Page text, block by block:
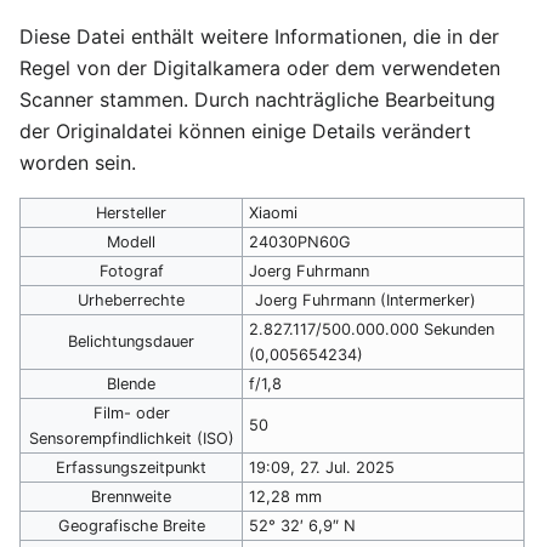
Diese Datei enthält weitere Informationen, die in der
Regel von der Digitalkamera oder dem verwendeten
Scanner stammen. Durch nachträgliche Bearbeitung
der Originaldatei können einige Details verändert
worden sein.
Hersteller
Xiaomi
Modell
24030PN60G
Fotograf
Joerg Fuhrmann
Urheberrechte
Joerg Fuhrmann (Intermerker)
Belichtungsdauer
2.827.117/500.000.000 Sekunden
(0,005654234)
Blende
f/1,8
Film- oder
Sensorempfindlichkeit (ISO)
50
Erfassungszeitpunkt
19:09, 27. Jul. 2025
Brennweite
12,28 mm
Geografische Breite
52° 32′ 6,9″ N